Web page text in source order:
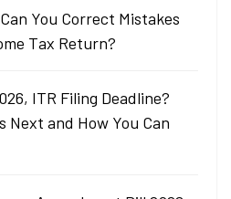
You Correct Mistakes
Tax Return?
ITR Filing Deadline?
Next and How You Can